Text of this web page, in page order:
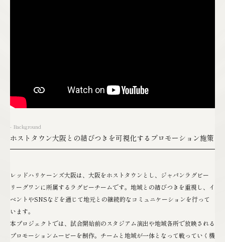
- Background
ホストタウン大阪との結びつきを可視化するプロモーション施策
レッドハリケーンズ大阪は、大阪をホストタウンとし、ジャパンラグビー
リーグワンに所属するラグビーチームです。地域との結びつきを重視し、イ
ベントやSNSなどを通じて地元との継続的なコミュニケーションを行って
います。
本プロジェクトでは、試合開始前のスタジアム演出や地域各所で放映される
プロモーションムービーを制作。チームと地域が一体となって戦っていく機